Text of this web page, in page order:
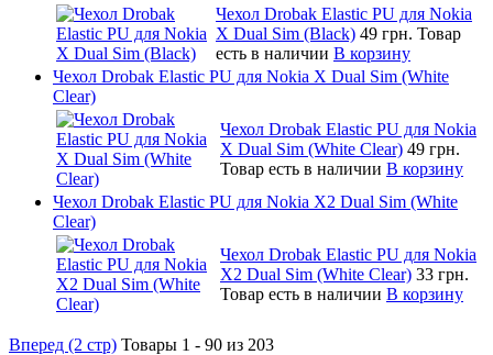
Чехол Drobak Elastic PU для Nokia
X Dual Sim (Black) 49 грн. Товар
есть в наличии В корзину
Чехол Drobak Elastic PU для Nokia X Dual Sim (White
Clear)
Чехол Drobak Elastic PU для Nokia
X Dual Sim (White Clear) 49 грн.
Товар есть в наличии В корзину
Чехол Drobak Elastic PU для Nokia X2 Dual Sim (White
Clear)
Чехол Drobak Elastic PU для Nokia
X2 Dual Sim (White Clear) 33 грн.
Товар есть в наличии В корзину
Вперед (2 стр) Товары 1 - 90 из 203